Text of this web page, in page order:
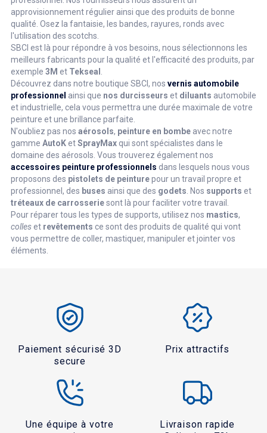
approvisionnement régulier ainsi que des produits de bonne
qualité. Osez la fantaisie, les bandes, rayures, ronds avec
l'utilisation des scotchs.
SBCI est là pour répondre à vos besoins, nous sélectionnons les
meilleurs fabricants pour la qualité et l'efficacité des produits, par
exemple 3M et Tekseal
Découvrez dans notre boutique SBCI, nos vernis automobile
professionnel ainsi que nos durcisseurs et diluants automobile
et industrielle, cela vous permettra une durée maximale de votre
peinture et une brillance parfaite.
N'oubliez pas nos aérosols, peinture en bombeavec notre
gamme AutoKetSprayMaxqui sont spécialistes dans le
domaine des aérosols. Vous trouverez également nos
accessoires peinture professionnels dans lesquels nous vous
proposons des pistolets de peinturepour un travail propre et
professionnel, des buses ainsi que des godets . Nos supports et
tréteaux de carrosseriesont là pour faciliter votre travail.
Pour réparer tous les types de supports, utilisez nos mastics,
colleset revêtements ce sont des produits de qualité qui vont
vous permettre de coller, mastiquer, manipuler et jointer vos
éléments.
Paiement sécurisé 3D
secure
Prix attractifs
Une équipe à votre
Livraison rapide